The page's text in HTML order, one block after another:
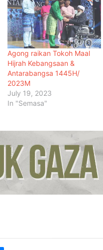
Agong raikan Tokoh Maal
Hijrah Kebangsaan &
Antarabangsa 1445H/
2023M
July 19, 2023
In "Semasa"
Lebih Sensitif:
Instagram
dengan
Palestin di Tokyo